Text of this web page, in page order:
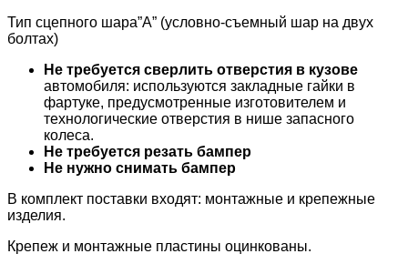
Тип сцепного шара”А” (условно-съемный шар на двух
болтах)
Не требуется сверлить отверстия в кузове
автомобиля: используются закладные гайки в
фартуке, предусмотренные изготовителем и
технологические отверстия в нише запасного
колеса.
Не требуется резать бампер
Не нужно снимать бампер
В комплект поставки входят: монтажные и крепежные
изделия.
Крепеж и монтажные пластины оцинкованы.